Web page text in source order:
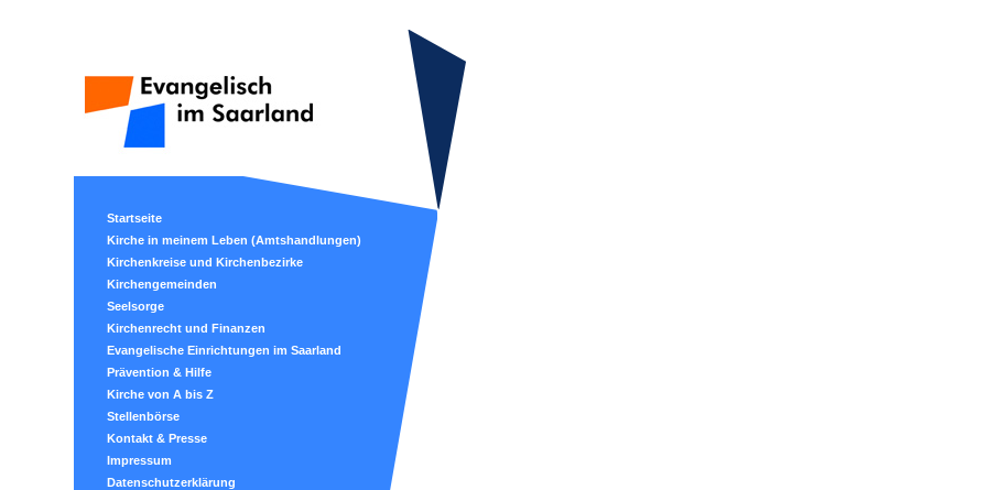
Startseite
Kirche in meinem Leben (Amtshandlungen)
Kirchenkreise und Kirchenbezirke
Kirchengemeinden
Seelsorge
Kirchenrecht und Finanzen
Evangelische Einrichtungen im Saarland
Prävention & Hilfe
Kirche von A bis Z
Stellenbörse
Kontakt & Presse
Impressum
Datenschutzerklärung